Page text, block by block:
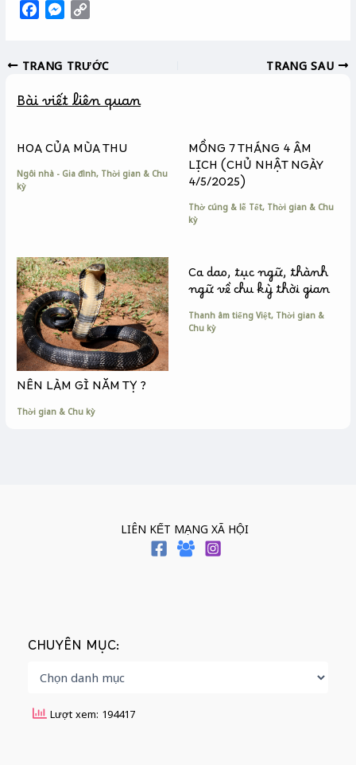
e
o
k
M
s
n
e
y
i
k
TRANG TRƯỚC TRANG SAU
Bài viết liên quan
HOA CỦA MÙA THU
Ngôi nhà - Gia đình, Thời gian & Chu
kỳ
MỒNG 7 THÁNG 4 ÂM
LỊCH (CHỦ NHẬT NGÀY
4/5/2025)
Thờ cúng & lễ Tết, Thời gian & Chu
kỳ
NÊN LÀM GÌ NĂM TỴ ?
Thời gian & Chu kỳ
Ca dao, tục ngữ, thành
ngữ về chu kỳ thời gian
Thanh âm tiếng Việt, Thời gian &
Chu kỳ
LIÊN KẾT MẠNG XÃ HỘI
CHUYÊN MỤC:
Lượt xem: 194417